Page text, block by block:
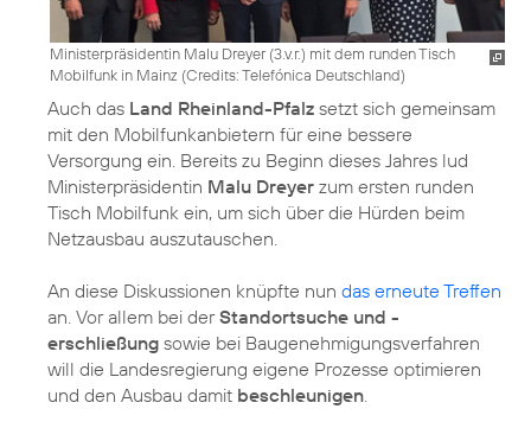
Ministerpräsidentin Malu Dreyer (3.v.r.) mit dem runden Tisch
Mobilfunk in Mainz (Credits: Telefónica Deutschland)
Auch das Land Rheinland-Pfalz setzt sich gemeinsam
mit den Mobilfunkanbietern für eine bessere
Versorgung ein. Bereits zu Beginn dieses Jahres lud
Ministerpräsidentin Malu Dreyer zum ersten runden
Tisch Mobilfunk ein, um sich über die Hürden beim
Netzausbau auszutauschen.
An diese Diskussionen knüpfte nun das erneute Treffen
an. Vor allem bei derStandortsuche und -
erschließung sowie bei Baugenehmigungsverfahren
will die Landesregierung eigene Prozesse optimieren
und den Ausbau damit beschleunigen.